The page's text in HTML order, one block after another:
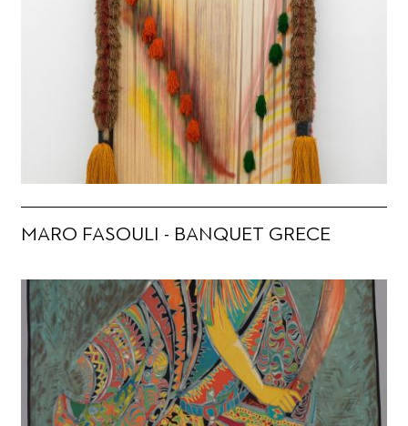
MARO FASOULI - BANQUET GRECE